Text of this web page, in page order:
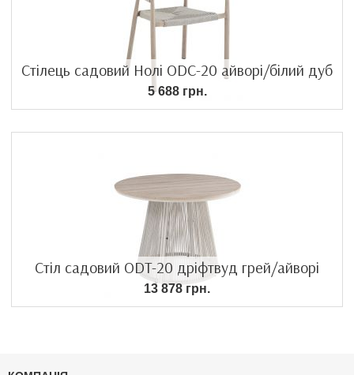
Стілець садовий Нолі ODC-20 айворі/білий дуб
5 688 грн.
Стіл садовий ODT-20 дріфтвуд грей/айворі
13 878 грн.